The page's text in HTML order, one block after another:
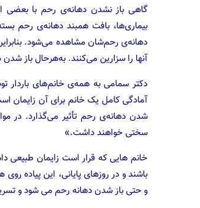
گاهی باز نشدن دهانه‌ی رحم با بعضی
بیماری‌ها، بافت همبند دهانه‌ی رحم
دهانه‌ی رحم‌شان مشاهده می‌شود.
آنها را سزارین می‌کنند. به‌هر‌حال باز
دکتر سمامی به همه‌ی خانم‌های باردار
آمادگی کامل یک خانم برای آن زایمان
شدن دهانه‌ی رحم تأثیر می‌گذارد. در
سختی خواهند داشت.»
خانم ‌هایی که قرار است زایمان طبیعی
و حتی باز شدن دهانه رحم می ‌شود و